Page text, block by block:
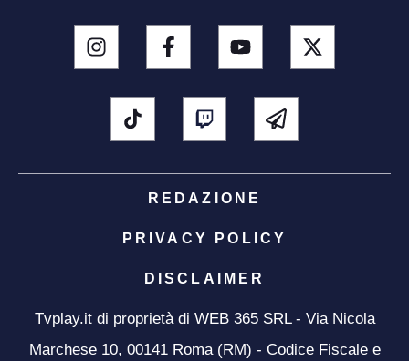
REDAZIONE
PRIVACY POLICY
DISCLAIMER
Tvplay.it di proprietà di WEB 365 SRL - Via Nicola
Marchese 10, 00141 Roma (RM) - Codice Fiscale e